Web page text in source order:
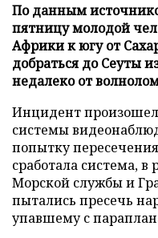
По данным
пятницу молодой
Африки к югу от
добраться до Сеуты
недалеко от
Инцидент произошел
системы
попытку
сработала система,
Морской службы и
пытались пресечь
упавшему с